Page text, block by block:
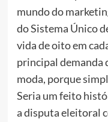
mundo do
do Sistema Único
vida de oito em
principal demanda
moda, porque
Seria um feito
a disputa eleitoral